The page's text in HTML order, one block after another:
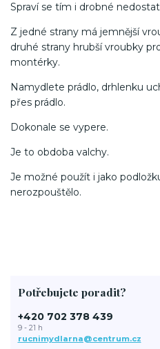
Spraví se tím i drobné
Z jedné strany má jemnější
druhé strany hrubší vroubky
montérky.
Namydlete prádlo, drhlenku
přes prádlo.
Dokonale se vypere.
Je to obdoba valchy.
Je možné použít i jako
nerozpouštělo.
Potřebujete poradit?
+420 702 378 439
9 - 21 h
rucnimydlarna@centrum.cz